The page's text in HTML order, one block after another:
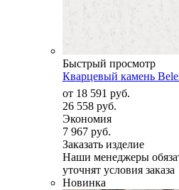
Быстрый просмотр
Кварцевый камень
от 18 591 руб.
26 558 руб.
Экономия
7 967 руб.
Заказать изделие
Наши менеджеры
уточнят условия заказа
Новинка